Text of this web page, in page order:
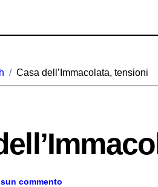
Casa dell’Immacolata, tensioni
commento